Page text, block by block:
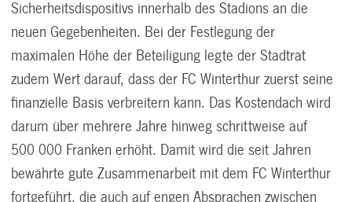
Sicherheitsdispositivs innerhalb des Stadions an die
neuen Gegebenheiten. Bei der Festlegung der
maximalen Höhe der Beteiligung legte der Stadtrat
zudem Wert darauf, dass der FC Winterthur zuerst seine
finanzielle Basis verbreitern kann. Das Kostendach wird
darum über mehrere Jahre hinweg schrittweise auf
500 000 Franken erhöht. Damit wird die seit Jahren
bewährte gute Zusammenarbeit mit dem FC Winterthur
fortgeführt, die auch auf engen Absprachen zwischen